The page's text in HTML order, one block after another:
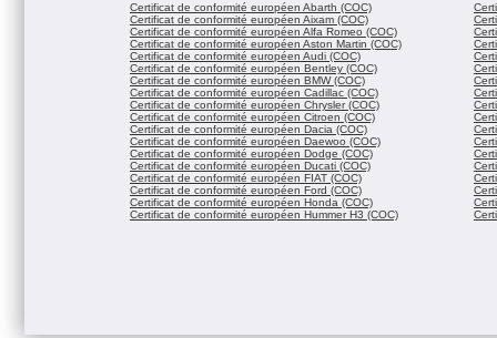
Certificat de conformité européen Abarth (COC)
Certificat de conformité européen Aixam (COC)
Certificat de conformité européen Alfa Romeo (COC)
Certificat de conformité européen Aston Martin (COC)
Certificat de conformité européen Audi (COC)
Certificat de conformité européen Bentley (COC)
Certificat de conformité européen BMW (COC)
Certificat de conformité européen Cadillac (COC)
Certificat de conformité européen Chrysler (COC)
Certificat de conformité européen Citroen (COC)
Certificat de conformité européen Dacia (COC)
Certificat de conformité européen Daewoo (COC)
Certificat de conformité européen Dodge (COC)
Certificat de conformité européen Ducati (COC)
Certificat de conformité européen FIAT (COC)
Certificat de conformité européen Ford (COC)
Certificat de conformité européen Honda (COC)
Certificat de conformité européen Hummer H3 (COC)